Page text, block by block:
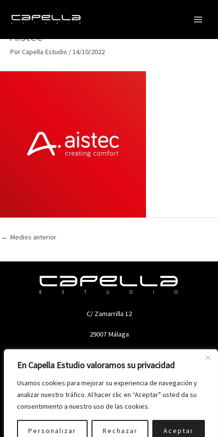
En Capella Estudio valoramos su privacidad
Usamos cookies para mejorar su experiencia de navegación y
analizar nuestro tráfico. Al hacer clic en “Aceptar” usted da su
consentimiento a nuestro uso de las cookies.
Personalizar Rechazar Aceptar
contenido
Aistec
PorCapella Estudio /14/10/2022
← Medios anterior
C/ Zamarrilla 12
29007 Málaga
Copyright © 2026 Capella Estudio
Política de privacidad Aviso legal-Política de cookies